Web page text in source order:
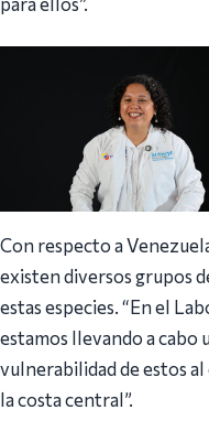
Con respecto a
existen diversos grupos
estas especies. “En el
estamos llevando a cabo
vulnerabilidad de estos
la costa central”.